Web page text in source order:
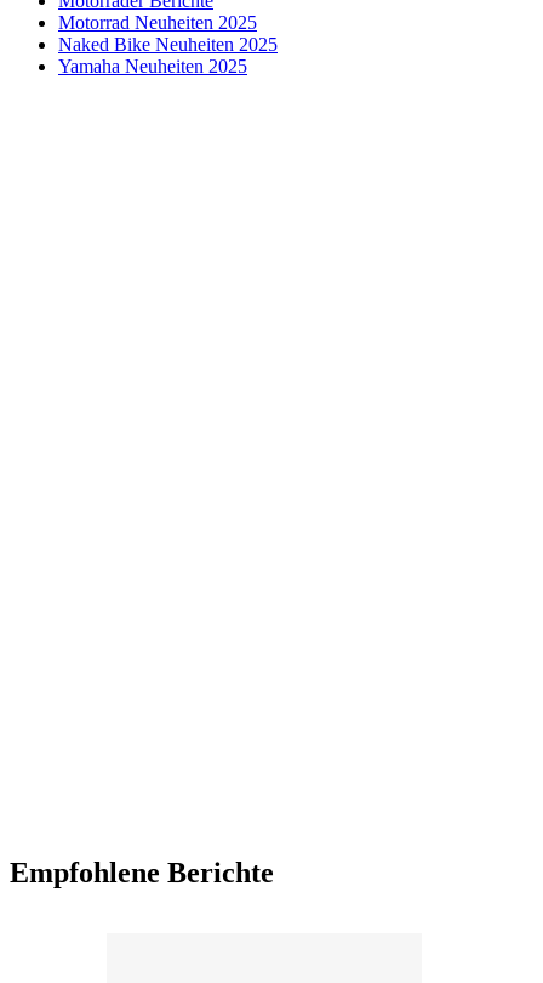
Motorrad Neuheiten 2025
Naked Bike Neuheiten 2025
Yamaha Neuheiten 2025
Empfohlene Berichte